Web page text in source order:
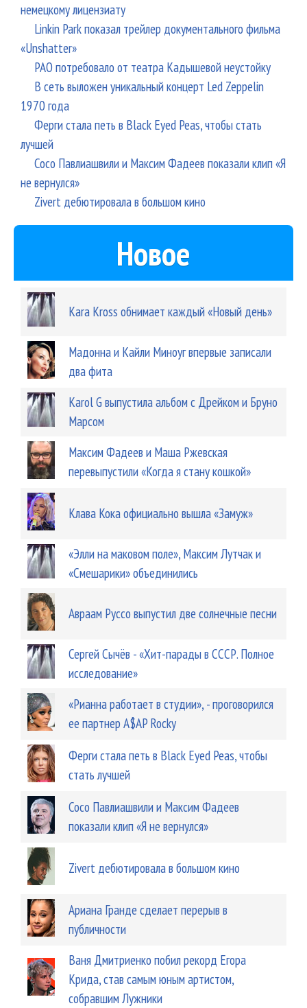
немецкому лицензиату
Linkin Park показал трейлер документального фильма
«Unshatter»
РАО потребовало от театра Кадышевой неустойку
В сеть выложен уникальный концерт Led Zeppelin
1970 года
Ферги стала петь в Black Eyed Peas, чтобы стать
лучшей
Сосо Павлиашвили и Максим Фадеев показали клип «Я
не вернулся»
Zivert дебютировала в большом кино
Новое
Kara Kross обнимает каждый «Новый день»
Мадонна и Кайли Миноуг впервые записали
два фита
Karol G выпустила альбом с Дрейком и Бруно
Марсом
Максим Фадеев и Маша Ржевская
перевыпустили «Когда я стану кошкой»
Клава Кока официально вышла «Замуж»
«Элли на маковом поле», Максим Лутчак и
«Смешарики» объединились
Авраам Руссо выпустил две солнечные песни
Сергей Сычёв - «Хит-парады в СССР. Полное
исследование»
«Рианна работает в студии», - проговорился
ее партнер A$AP Rocky
Ферги стала петь в Black Eyed Peas, чтобы
стать лучшей
Сосо Павлиашвили и Максим Фадеев
показали клип «Я не вернулся»
Zivert дебютировала в большом кино
Ариана Гранде сделает перерыв в
публичности
Ваня Дмитриенко побил рекорд Егора
Крида, став самым юным артистом,
собравшим Лужники